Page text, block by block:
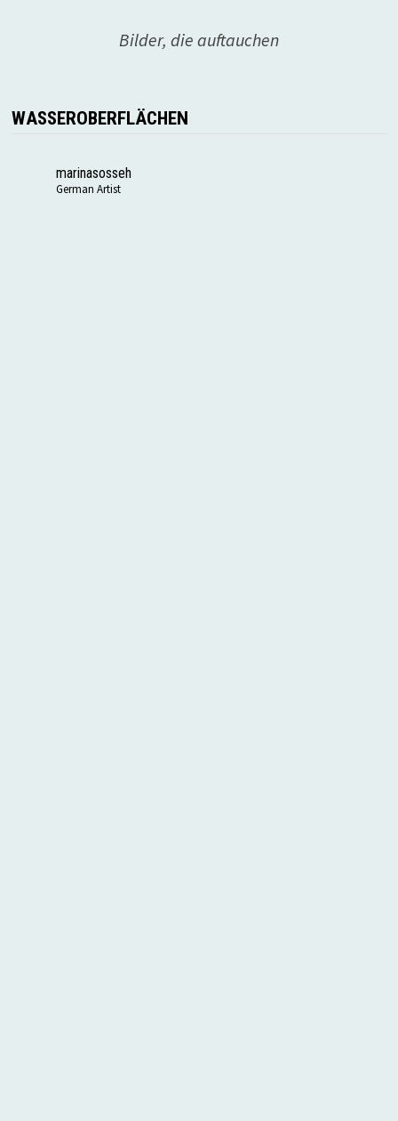
Bilder, die auftauchen
WASSEROBERFLÄCHEN
marinasosseh
German Artist